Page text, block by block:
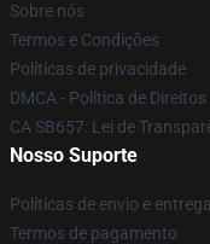
Sobre nós
Termos e Condições
Políticas de privacidade
DMCA - Política de
CA SB657: Lei de
Nosso Suporte
Políticas de envio e entrega
Termos de pagamento